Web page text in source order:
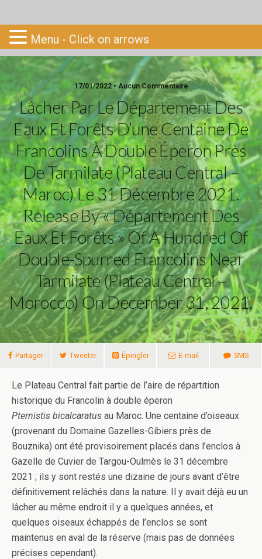
Go-South
17/01/2022 • Aucun Commentaire
Lâcher Par Le Département Des
Eaux Et Forêts D’une Centaine De
Francolins À Double Éperon Près
De Tarmilate (Plateau Central –
Maroc) Le 31 Décembre 2021.
Release By « Département Des
Eaux Et Forêts » Of A Hundred Of
Double-Spurred Francolins Near
Tarmilate (Plateau Central –
Morocco) On December 31, 2021.
Partager Tweeter Épingler E-mail SMS
Le Plateau Central fait partie de l’aire de répartition
historique du Francolin à double éperon
Pternistis bicalcaratus au Maroc. Une centaine d’oiseaux
(provenant du Domaine Gazelles-Gibiers près de
Bouznika) ont été provisoirement placés dans l’enclos à
Gazelle de Cuvier de Targou-Oulmès le 31 décembre
2021 ; ils y sont restés une dizaine de jours avant d’être
définitivement relâchés dans la nature. Il y avait déjà eu un
lâcher au même endroit il y a quelques années, et
quelques oiseaux échappés de l’enclos se sont
maintenus en aval de la réserve (mais pas de données
précises cependant).
Menu - Click on arrows